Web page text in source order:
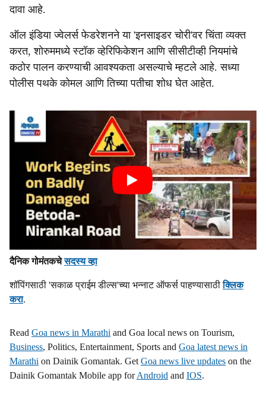
दावा आहे.
ऑल इंडिया ज्वेलर्स फेडरेशनने या 'इनसाइडर चोरी'वर चिंता व्यक्त
करत, शोरुममध्ये स्टॉक व्हेरिफिकेशन आणि सीसीटीव्ही नियमांचे
कठोर पालन करण्याची आवश्यकता असल्याचे म्हटले आहे. सध्या
पोलीस पथके कोमल आणि तिच्या पतीचा शोध घेत आहेत.
दैनिक गोमंतकचेसदस्य व्हा
शॉपिंगसाठी 'सकाळ प्राईम डील्स'च्या भन्नाट ऑफर्स पाहण्यासाठीक्लिक
करा.
Read Goa news in Marathi and Goa local news on Tourism,
Business, Politics, Entertainment, Sports and Goa latest news in
Marathi on Dainik Gomantak. Get Goa news live updates on the
Dainik Gomantak Mobile app forAndroid and IOS.